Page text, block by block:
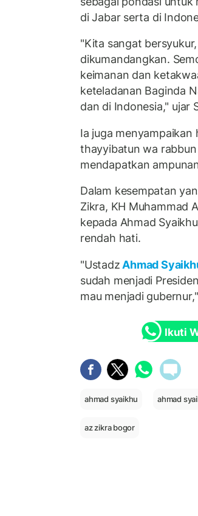
di Jabar serta di
"Kita sangat
dikumandangkan.
keimanan dan
keteladanan Baginda
dan di Indonesia," ujar
Ia juga menyampaikan
thayyibatun wa
mendapatkan
Dalam kesempatan
Zikra, KH Muhammad
kepada Ahmad
rendah hati.
"Ustadz Ahmad
sudah menjadi
mau menjadi
Ikuti
ahmad syaikhu ahmad
az zikra bogor